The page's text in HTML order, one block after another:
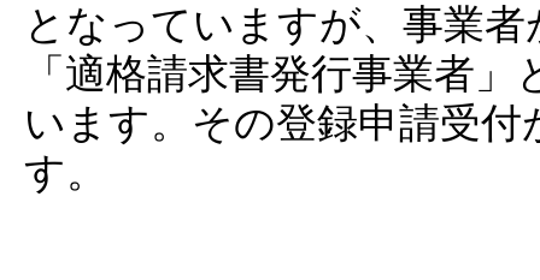
となっていますが、事業
「適格請求書発行事業者
います。その登録申請受
す。